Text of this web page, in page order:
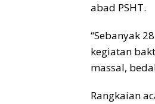
abad PSHT.
“Sebanyak
kegiatan
massal,
Rangkaian